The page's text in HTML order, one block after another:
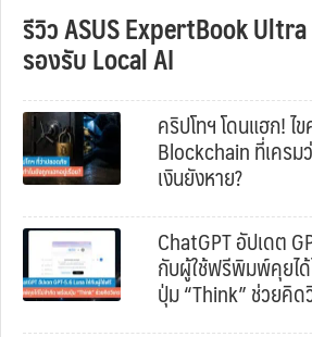
รีวิว ASUS ExpertBook
รองรับ Local AI
คริปโทฯ โดนแฮก! ไ
Blockchain ที่เคร
เงินยังหาย?
ChatGPT อัปเดต
กับผู้ใช้ฟรีพิมพ์คุยไ
ปุ่ม “Think” ช่วยคิด